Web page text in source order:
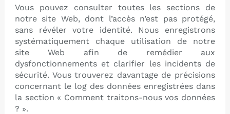
Vous pouvez consulter toutes les sections de
notre site Web, dont l’accès n’est pas protégé,
sans révéler votre identité. Nous enregistrons
systématiquement chaque utilisation de notre
site Web afin de remédier aux
dysfonctionnements et clarifier les incidents de
sécurité. Vous trouverez davantage de précisions
concernant le log des données enregistrées dans
la section « Comment traitons-nous vos données
? ».